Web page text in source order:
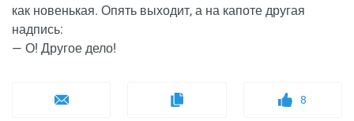
как новенькая. Опять выходит, а на капоте другая
надпись:
— О! Другое дело!
8